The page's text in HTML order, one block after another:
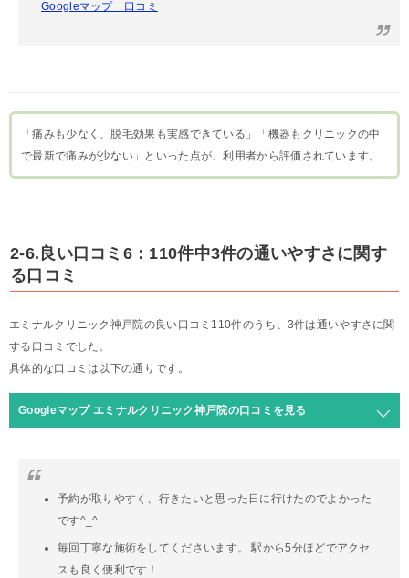
Googleマップ 口コミ
「痛みも少なく、脱毛効果も実感できている」「機器もクリニックの中
で最新で痛みが少ない」といった点が、利用者から評価されています。
2-6.良い口コミ6：110件中3件の通いやすさに関す
る口コミ
エミナルクリニック神戸院の良い口コミ110件のうち、3件は通いやすさに関
する口コミでした。
具体的な口コミは以下の通りです。
Googleマップ エミナルクリニック神戸院の口コミを見る
予約が取りやすく、行きたいと思った日に行けたのでよかった
です^_^
毎回丁寧な施術をしてくださいます。 駅から5分ほどでアクセ
スも良く便利です！